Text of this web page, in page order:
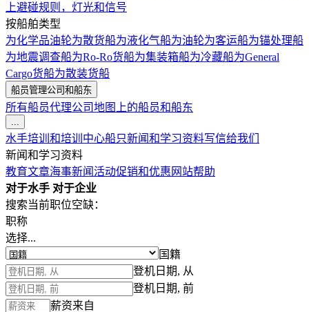
上避碰规则，灯光和信号
按船舶类型
为化学品油轮为散货船为液化气船为油轮为客运船为锚处理船
为地震调查船为Ro-Ro货船为集装箱船为冷藏船为General
Cargo货船为散装货船
船员管理公司和船东
所有船员代理公司地图上的船员和船东
...
水手培训和培训中心船只新闻和学习资料写信给我们
新闻和学习资料
教育文章海事新闻活动促销和优惠 网站帮助
对于水手 对于企业
搜索当前职位空缺：
职称
选择...
国籍
登机日期, 从
登机日期, 前
薪资来自